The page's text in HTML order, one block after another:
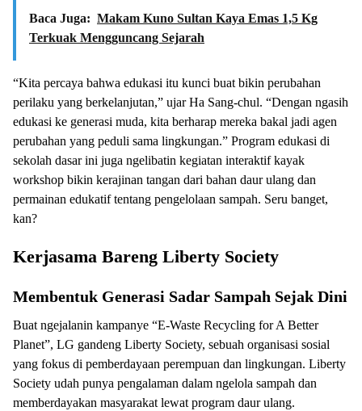
Baca Juga: Makam Kuno Sultan Kaya Emas 1,5 Kg
Terkuak Mengguncang Sejarah
“Kita percaya bahwa edukasi itu kunci buat bikin perubahan
perilaku yang berkelanjutan,” ujar Ha Sang-chul. “Dengan ngasih
edukasi ke generasi muda, kita berharap mereka bakal jadi agen
perubahan yang peduli sama lingkungan.” Program edukasi di
sekolah dasar ini juga ngelibatin kegiatan interaktif kayak
workshop bikin kerajinan tangan dari bahan daur ulang dan
permainan edukatif tentang pengelolaan sampah. Seru banget,
kan?
Kerjasama Bareng Liberty Society
Membentuk Generasi Sadar Sampah Sejak Dini
Buat ngejalanin kampanye “E-Waste Recycling for A Better
Planet”, LG gandeng Liberty Society, sebuah organisasi sosial
yang fokus di pemberdayaan perempuan dan lingkungan. Liberty
Society udah punya pengalaman dalam ngelola sampah dan
memberdayakan masyarakat lewat program daur ulang.